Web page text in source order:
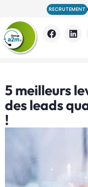
RECRUTEMENT
5 meilleurs
des leads
!